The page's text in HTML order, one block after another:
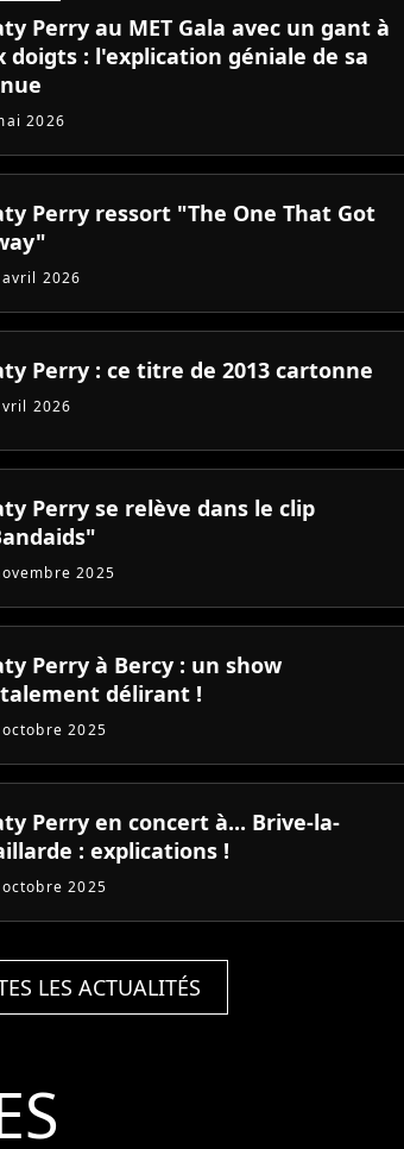
Perry au MET Gala avec un gant à
doigts : l'explication géniale de sa
2026
Perry ressort "The One That Got
2026
Perry : ce titre de 2013 cartonne
2026
Perry se relève dans le clip
2025
Perry à Bercy : un show
délirant !
2025
Perry en concert à... Brive-la-
: explications !
2025
LES ACTUALITÉS